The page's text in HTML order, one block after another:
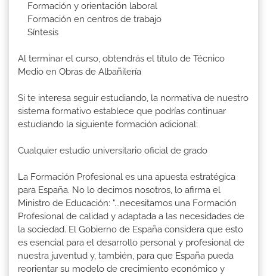
Formación y orientación laboral
Formación en centros de trabajo
Síntesis
Al terminar el curso, obtendrás el título de Técnico
Medio en Obras de Albañilería
Si te interesa seguir estudiando, la normativa de nuestro
sistema formativo establece que podrías continuar
estudiando la siguiente formación adicional:
Cualquier estudio universitario oficial de grado
La Formación Profesional es una apuesta estratégica
para España. No lo decimos nosotros, lo afirma el
Ministro de Educación: "...necesitamos una Formación
Profesional de calidad y adaptada a las necesidades de
la sociedad. El Gobierno de España considera que esto
es esencial para el desarrollo personal y profesional de
nuestra juventud y, también, para que España pueda
reorientar su modelo de crecimiento económico y